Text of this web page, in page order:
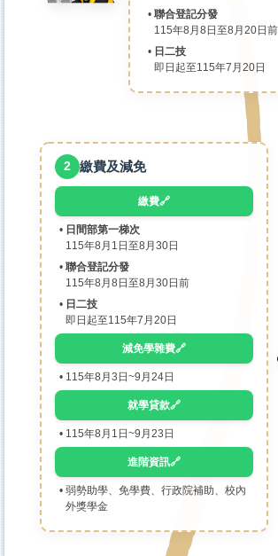
聯合登記分發
115年8月8日至8月20日前
日二技
即日起至115年7月20日
2 繳費及減免
繳費🔗
日間部第一梯次
115年8月1日至8月30日
聯合登記分發
115年8月8日至8月30日前
日二技
即日起至115年7月20日
減免學雜費🔗
115年8月3日~9月24日
就學貸款🔗
115年8月1日~9月23日
進階資訊🔗
弱勢助學、免學費、行政院補助、校內
外獎學金